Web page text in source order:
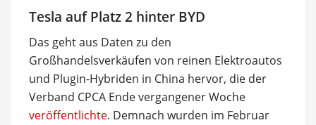
Tesla auf Platz 2 hinter BYD
Das geht aus Daten zu den
Großhandelsverkäufen von reinen Elektroautos
und Plugin-Hybriden in China hervor, die der
Verband CPCA Ende vergangener Woche
veröffentlichte. Demnach wurden im Februar